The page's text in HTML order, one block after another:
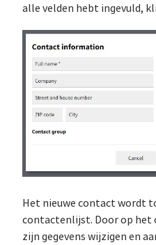
alle velden hebt ingevuld,
Het nieuwe contact wordt
contactenlijst. Door op het
zijn gegevens wijzigen en